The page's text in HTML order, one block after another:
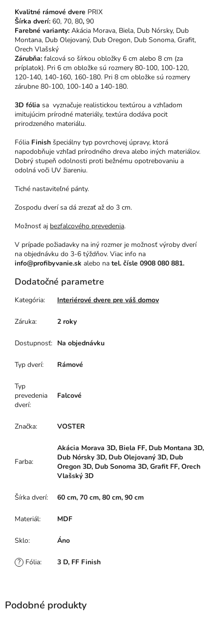
Kvalitné rámové dvere PRIX
Šírka dverí: 60, 70, 80, 90
Farebné varianty: Akácia Morava, Biela, Dub Nórsky, Dub
Montana, Dub Olejovaný, Dub Oregon, Dub Sonoma, Grafit,
Orech Vlašský
Zárubňa: falcová so šírkou obložky 6 cm alebo 8 cm (za
príplatok). Pri 6 cm obložke sú rozmery 80-100, 100-120,
120-140, 140-160, 160-180. Pri 8 cm obložke sú rozmery
zárubne 80-100, 100-140 a 140-180.
3D fólia sa vyznačuje realistickou textúrou a vzhľadom
imitujúcim prírodné materiály, textúra dodáva pocit
prirodzeného materiálu.
Fólia Finish špeciálny typ povrchovej úpravy, ktorá
napodobňuje vzhľad prírodného dreva alebo iných materiálov.
Dobrý stupeň odolnosti proti bežnému opotrebovaniu a
odolná voči UV žiareniu.
Tiché nastaviteľné pánty.
Zospodu dverí sa dá zrezať až do 3 cm.
Možnosť aj bezfalcového prevedenia.
V prípade požiadavky na iný rozmer je možnosť výroby dverí
na objednávku do 3-6 týždňov. Viac info na
info@profibyvanie.sk alebo na tel. čísle 0908 080 881.
Dodatočné parametre
Kategória: Interiérové dvere pre váš domov
Záruka: 2 roky
Dostupnosť: Na objednávku
Typ dverí: Rámové
Typ
prevedenia
dverí:
Falcové
Značka: VOSTER
Farba:
Akácia Morava 3D, Biela FF, Dub Montana 3D,
Dub Nórsky 3D, Dub Olejovaný 3D, Dub
Oregon 3D, Dub Sonoma 3D, Grafit FF, Orech
Vlašský 3D
Šírka dverí: 60 cm, 70 cm, 80 cm, 90 cm
Materiál: MDF
Sklo: Áno
? Fólia: 3 D, FF Finish